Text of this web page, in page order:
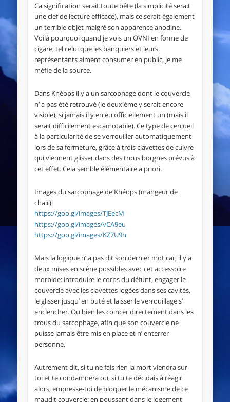
Ca signification serait toute bête (la simplicité serait
une clef de lecture efficace), mais ce serait également
un terrible objet malgré son apparence anodine.
Voilà pourquoi quand je vois un OVNI en forme de
cigare, tel celui que les banquiers et leurs
représentants aiment consumer en public, je me
méfie de la source.
Dans Khéops il y a un sarcophage dont le couvercle
n’ a pas été retrouvé (le deuxième y serait encore
visible), si jamais il y en eu officiellement un (mais il
serait difficilement escamotable). Ce type de cercueil
à la particularité de se verrouiller automatiquement
lors de sa fermeture, grâce à trois clavettes de cuivre
qui viennent glisser dans des trous borgnes prévus à
cet effet. Cela semble élémentaire a priori.
Images du sarcophage de Khéops (mangeur de
chair):
https://goo.gl/images/TJEecM
https://goo.gl/images/vCA9eu
https://goo.gl/images/KZ7U9h
Mais la logique n’ a pas dit son dernier mot car, il y a
deux mises en scène possibles avec cet accessoire
morbide: introduire le corps du défunt, engager le
couvercle avec les clavettes logées dans ses cavités,
le glisser jusqu’ en buté et laisser le verrouillage s’
enclencher. Ou bien les coincer directement dans les
trous du sarcophage, afin que son couvercle ne
puisse jamais être mis en place et n’ enterrer
personne.
Autrement dit, si tu ne fais rien la mort viendra sur
toi et te condamnera ou, si tu te décidais à réagir
alors, empresse-toi de bloquer le mécanisme de ce
maudit couvercle: en poussant dans le logement